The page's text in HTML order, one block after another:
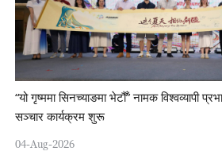
“यो गृष्ममा सिनच्याङमा भेटौँ” नामक विश्वव्यापी
सञ्चार कार्यक्रम शुरू
04-Aug-2026